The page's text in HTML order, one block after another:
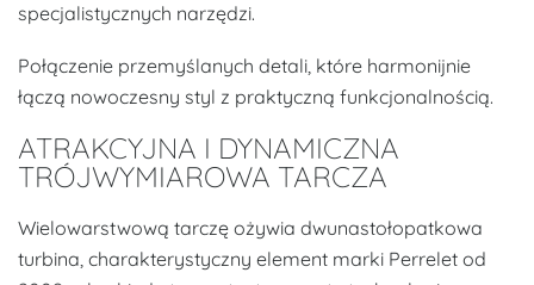
specjalistycznych narzędzi.
Połączenie przemyślanych detali, które harmonijnie
łączą nowoczesny styl z praktyczną funkcjonalnością.
ATRAKCYJNA I DYNAMICZNA
TRÓJWYMIAROWA TARCZA
Wielowarstwową tarczę ożywia dwunastołopatkowa
turbina, charakterystyczny element marki Perrelet od